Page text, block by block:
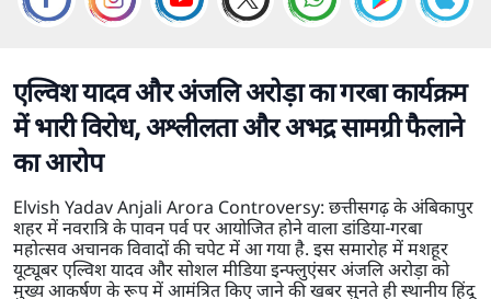
एल्विश यादव और अंजलि अरोड़ा का गरबा कार्यक्रम
में भारी विरोध, अश्लीलता और अभद्र सामग्री फैलाने
का आरोप
Elvish Yadav Anjali Arora Controversy: छत्तीसगढ़ के अंबिकापुर
शहर में नवरात्रि के पावन पर्व पर आयोजित होने वाला डांडिया-गरबा
महोत्सव अचानक विवादों की चपेट में आ गया है. इस समारोह में मशहूर
यूट्यूबर एल्विश यादव और सोशल मीडिया इन्फ्लुएंसर अंजलि अरोड़ा को
मुख्य आकर्षण के रूप में आमंत्रित किए जाने की खबर सुनते ही स्थानीय हिंदू